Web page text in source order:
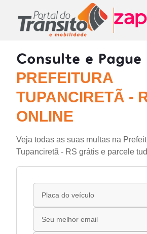
Consulte e Pague
PREFEITURA
TUPANCIRETÃ -
ONLINE
Veja todas as suas multas na
Tupanciretã - RS grátis e parcele